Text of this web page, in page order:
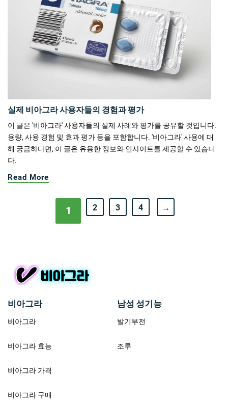
실제 비아그라 사용자들의 경험과 평가
이 글은 '비아그라' 사용자들의 실제 사례와 평가를 공유할 것입니다.
용량, 사용 경험 및 효과 평가 등을 포함합니다. '비아그라' 사용에 대
해 궁금하다면, 이 글은 유용한 정보와 인사이트를 제공할 수 있습니
다.
Read More
1 2 3 4 →
비아그라
비아그라
비아그라 효능
비아그라 가격
비아그라 구매
남성 성기능
발기부전
조루